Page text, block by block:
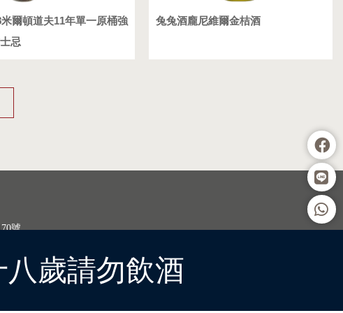
爾頓道夫11年單一原桶強
忌
兔兔酒龐尼維爾金桔酒
歲請勿飲酒
號
請依門市現場為準